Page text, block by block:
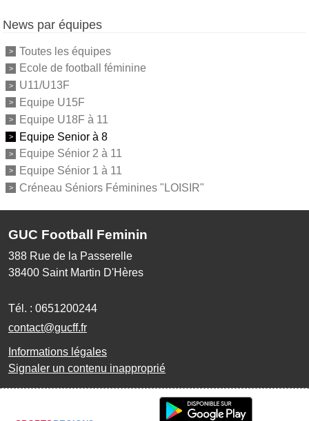
News par équipes
Toutes les équipes
Ecole de football féminine
U11/U13F
Equipe U15F
Equipe U18F à 11
Equipe Senior à 8
Equipe Sénior 2 à 11
Equipe Sénior 1 à 11
Créneau Séniors Féminines "LOISIR"
GUC Football Feminin
388 Rue de la Passerelle
38400 Saint Martin D'Hères
Tél. : 0651200244
contact@gucff.fr
Informations légales
Signaler un contenu inapproprié